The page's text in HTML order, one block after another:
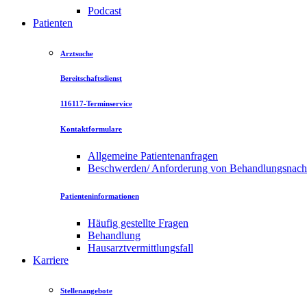
Podcast
Patienten
Arztsuche
Bereitschaftsdienst
116117-Terminservice
Kontaktformulare
Allgemeine Patientenanfragen
Beschwerden/ Anforderung von
Patienteninformationen
Häufig gestellte Fragen
Behandlung
Hausarztvermittlungsfall
Karriere
Stellenangebote